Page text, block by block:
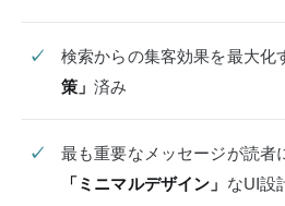
検索からの集客効果を最大化
策」済み
最も重要なメッセージが読者
「ミニマルデザイン」 なUI設